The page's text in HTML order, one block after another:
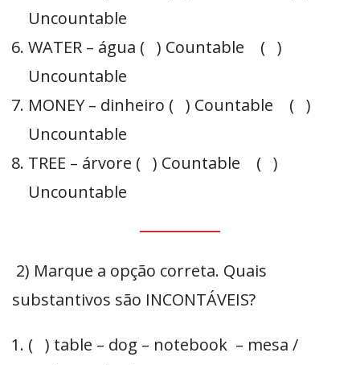
Uncountable
WATER – água ( ) Countable ( )
Uncountable
MONEY – dinheiro ( ) Countable ( )
Uncountable
TREE – árvore ( ) Countable ( )
Uncountable
2) Marque a opção correta. Quais
substantivos são INCONTÁVEIS?
( ) table – dog – notebook – mesa /